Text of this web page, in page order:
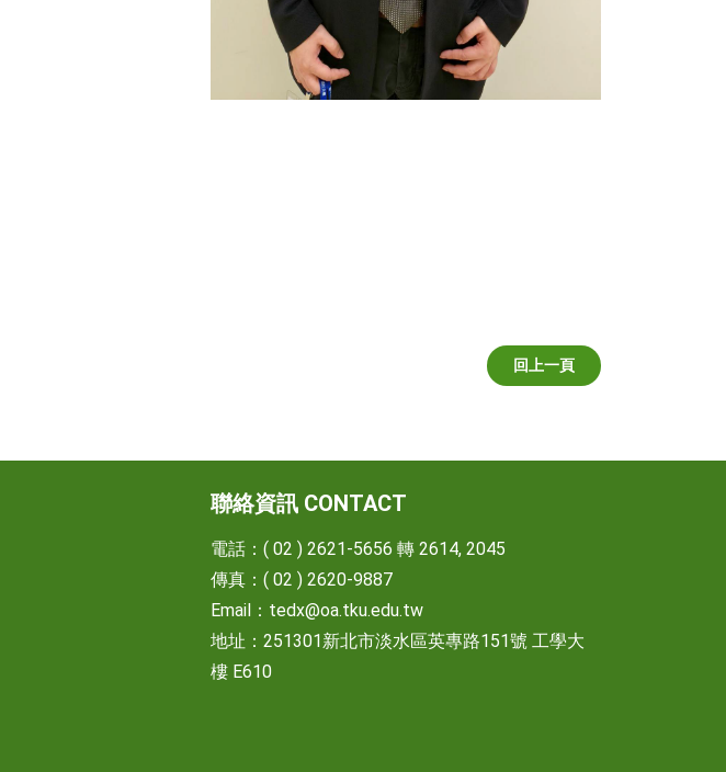
回上一頁
聯絡資訊 CONTACT
電話：( 02 ) 2621-5656 轉 2614, 2045
傳真：( 02 ) 2620-9887
Email： tedx@oa.tku.edu.tw
地址：251301新北市淡水區英專路151號 工學大
樓 E610